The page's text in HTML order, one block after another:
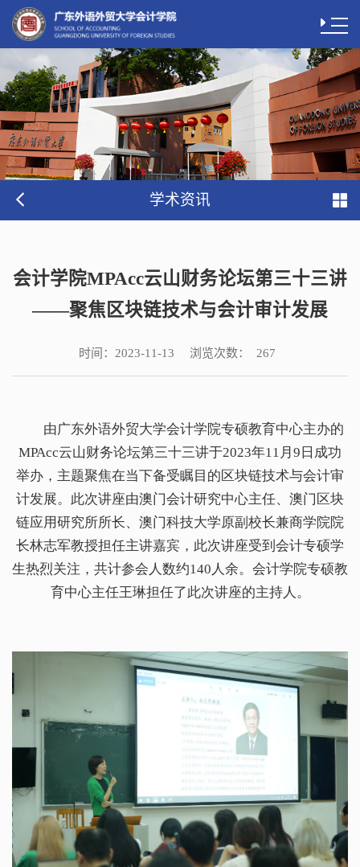
学术资讯
会计学院MPAcc云山财务论坛第三十三讲
——聚焦区块链技术与会计审计发展
时间： 2023-11-13 浏览次数： 267
由广东外语外贸大学会计学院专硕教育中心主办的
MPAcc云山财务论坛第三十三讲于2023年11月9日成功
举办，主题聚焦在当下备受瞩目的区块链技术与会计审
计发展。此次讲座由澳门会计研究中心主任、澳门区块
链应用研究所所长、澳门科技大学原副校长兼商学院院
长林志军教授担任主讲嘉宾，此次讲座受到会计专硕学
生热烈关注，共计参会人数约140人余。会计学院专硕教
育中心主任王琳担任了此次讲座的主持人。